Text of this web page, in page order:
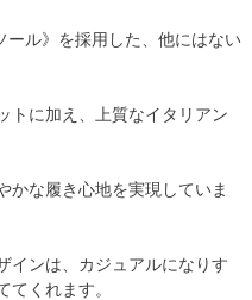
ール》を採用した、他にはない
トに加え、上質なイタリアン
かな履き心地を実現していま
インは、カジュアルになりす
てくれます。